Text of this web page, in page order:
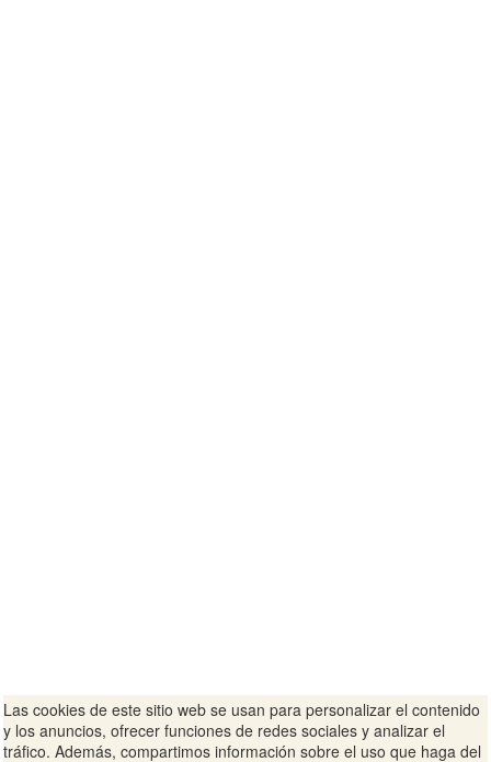
Las cookies de este sitio web se usan para personalizar el contenido
y los anuncios, ofrecer funciones de redes sociales y analizar el
tráfico. Además, compartimos información sobre el uso que haga del